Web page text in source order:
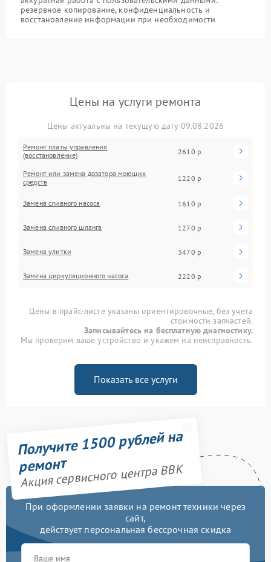
резервное копирование, конфиденциальность и
восстановление информации при необходимости
Цены на услуги ремонта
Цены актуальны на текущую дату 09.08.2026
Ремонт платы управления
(восстановление)
2610 р
Ремонт или замена дозатора моющих
средств
1220 р
Замена сливного насоса 1610 р
Замена сливного шланга 1270 р
Замена улитки 3470 р
Замена циркуляционного насоса 2220 р
Цены в прайс-листе указаны ориентировочные, без учета
стоимости запчастей.
Записывайтесь на бесплатную диагностику.
Мы проверим ваше устройство и укажем на неисправность.
Показать все услуги
Получите 1500 рублей на
ремонт
Акция сервисного центра BBK
При оформлении заявки на ремонт техники через
сайт,
действует персональная бессрочная скидка